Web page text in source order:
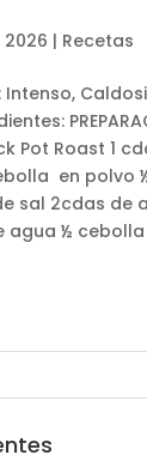
2026 | Recetas
Intenso,
Pot Roast 1
en polvo
sal 2cdas de
agua ½